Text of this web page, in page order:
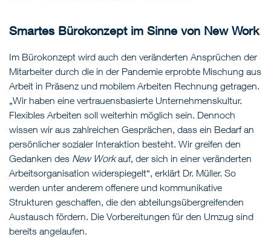
Smartes Bürokonzept im Sinne von New Work
Im Bürokonzept wird auch den veränderten Ansprüchen der
Mitarbeiter durch die in der Pandemie erprobte Mischung aus
Arbeit in Präsenz und mobilem Arbeiten Rechnung getragen.
„Wir haben eine vertrauensbasierte Unternehmenskultur.
Flexibles Arbeiten soll weiterhin möglich sein. Dennoch
wissen wir aus zahlreichen Gesprächen, dass ein Bedarf an
persönlicher sozialer Interaktion besteht. Wir greifen den
Gedanken des New Workauf, der sich in einer veränderten
Arbeitsorganisation widerspiegelt“, erklärt Dr. Müller. So
werden unter anderem offenere und kommunikative
Strukturen geschaffen, die den abteilungsübergreifenden
Austausch fördern. Die Vorbereitungen für den Umzug sind
bereits angelaufen.